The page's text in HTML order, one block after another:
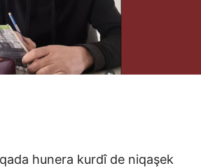
hunera kurdî de niqaşek